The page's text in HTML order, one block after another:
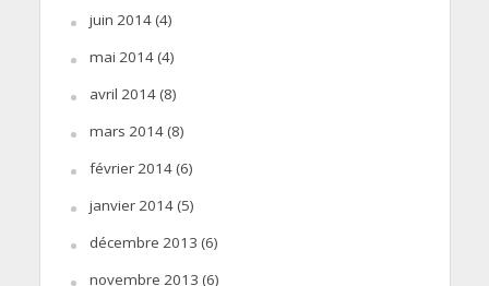
juin 2014(4)
mai 2014(4)
avril 2014(8)
mars 2014(8)
février 2014(6)
janvier 2014(5)
décembre 2013 (6)
novembre 2013 (6)